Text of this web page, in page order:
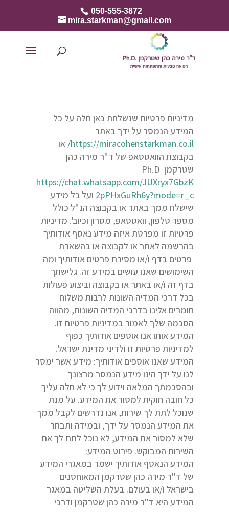
050-555-3872
mira.starkman@gmail.com
מדיניות פרטיות שנשלחת כאן חלה על כל
המידע הנמסר על ידך באתר
https://miracohenstarkman.co.il/ או
בקבוצת הוואטסאפ של ד"ר מירה כהן
שטרקמן Ph.D
https://chat.whatsapp.com/JUXryx7GbzK
2pPHxGuRh6y?mode=r_c ועל כל מידע
שישלח ממך באתר או בקבוצה הנ"ל כולל
מספר טלפון, וואטסאפ, מסרון וכיוב'. מדיניות
פרטיות זו מפרטת איזה מידע נאסף אודותיך
בהרשמה לאתר או לקבוצה או בהשארת
פרטים בדף ו/או מסירת פרטים אודותיך ומה
השימושים שאנו עושים במידע זה. גלישתך
בדף זה ו/או באתר או בקבוצה וביצוע פעולות
בכל דרכי המדיה השונות לרבות משלוח
חומרים אלינו בדרכי המדיה השונות, מהווה
הסכמה שלך לאמור במדיניות פרטיות זו.
המידע אותו אנו אוספים אודותיך כפוף
למדיניות פרטיות זו ולדיני מדינת ישראל.
המידע שאנו אוספים אודותיך: מידע אשר ימסר
לנו על ידך הינו מידע הנמסר מרצונך
ובהסכמתך המלאה וידוע לך כי לא חלה עליך
כל חובה חוקית למסור את המידע. על מנת
שנוכל לתת לך שירות, אנו נדרשים לקבל ממך
את המידע הנמסר על ידך, ובמידה ותבחר
שלא למסור את המידע, לא נוכל לתת לך את
השירות המבוקש. פירוט המידע:
המידע הנאסף אודותיך ישמר במאגרי המידע
של ד"ר מירה כהן שטרקמן המאוחסנים
בישראל ו/או בעולם. בעלת השליטה במאגר
המידע היא ד"ר מירה כהן שטרקמן ודרכי